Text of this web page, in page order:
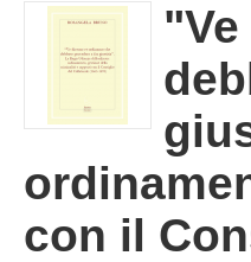
con il